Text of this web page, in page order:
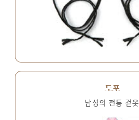
도포
남성의 전통 겉옷